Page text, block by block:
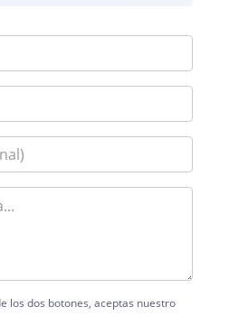
los dos botones, aceptas nuestro